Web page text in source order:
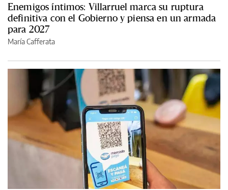
Enemigos íntimos: Villarruel marca su ruptura
definitiva con el Gobierno y piensa en un armada
para 2027
María Cafferata